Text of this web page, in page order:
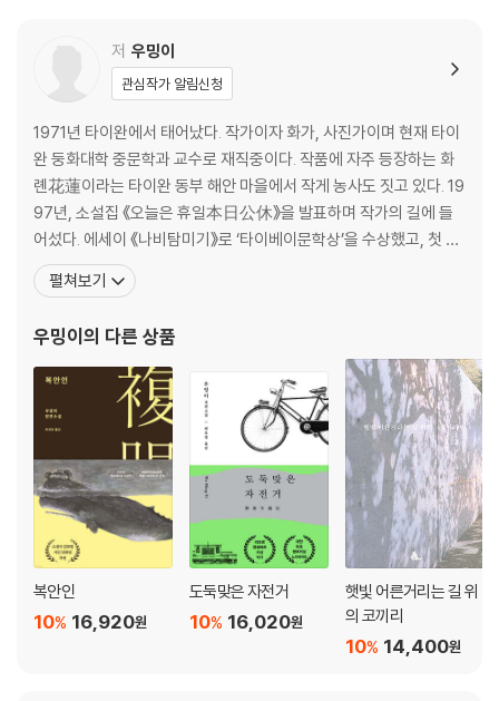
저 우밍이
관심작가 알림신청
1971년 타이완에서 태어났다. 작가이자 화가, 사진가이며 현재 타이
완 둥화대학 중문학과 교수로 재직중이다. 작품에 자주 등장하는 화
롄花蓮이라는 타이완 동부 해안 마을에서 작게 농사도 짓고 있다. 19
97년, 소설집 《오늘은 휴일本日公休》을 발표하며 작가의 길에 들
어섰다. 에세이 《나비탐미기》로 ‘타이베이문학상’을 수상했고, 첫 장
편소설 《수면의 항로睡眠的航線》로 <아시아위클리> 선정 ‘중문 소
설 베스트10’에 이름을 올리며 주목받았다. 타이완의 역사와 정체성
격적으로 세계 문단에 발돋움한다. 스웨덴 문학평
펼쳐보기
우밍이 의 다른 상품
복안인
16,920원
10%
도둑맞은 자전거
16,020원
10%
햇빛 어른거리는 길 위
의 코끼리
14,400원
10%